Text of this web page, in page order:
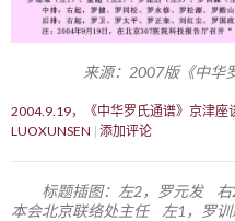
来源：2007版《中
2004.9.19，《中华罗氏通谱》京津座
LUOXUNSEN 添加评论
标题插图：左2，罗元发
本会北京联络处主任 左1，罗训